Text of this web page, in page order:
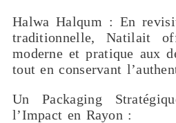
Halwa Halqum : En
traditionnelle, Natilait
moderne et pratique aux
tout en conservant
Un Packaging
l’Impact en Rayon :